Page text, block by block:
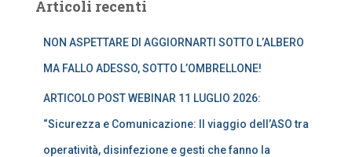
c
Articoli recenti
NON ASPETTARE DI AGGIORNARTI SOTTO L’ALBERO
MA FALLO ADESSO, SOTTO L’OMBRELLONE!
ARTICOLO POST WEBINAR 11 LUGLIO 2026:
“Sicurezza e Comunicazione: Il viaggio dell’ASO tra
operatività, disinfezione e gesti che fanno la